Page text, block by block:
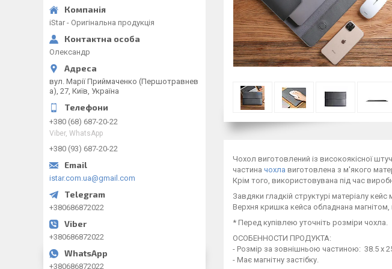
Чохол виготовлений із високоякісної
частина чохла виготовлена з м'якого
Крім того, використовувана під час
Завдяки гладкій структурі матеріалу
Верхня кришка кейса обладнана
* Перед купівлею уточніть розміри чохла.
ОСОБЕННОСТИ ПРОДУКТА:
- Розмір за зовнішньою частиною: 38.5 x
- Має магнітну застібку.
iStar - Оригінальна продукція
Олександр
вул. Марії Приймаченко (Першотравнев
а), 27, Київ, Україна
+380 (68) 687-20-22
Viber, WhatsApp
+380 (93) 687-20-22
istar.com.ua@gmail.com
+380686872022
+380686872022
+380686872022